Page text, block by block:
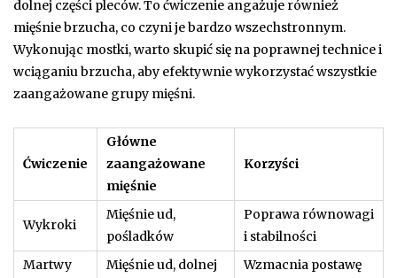
dolnej części pleców. To ćwiczenie angażuje również
mięśnie brzucha, co czyni je bardzo wszechstronnym.
Wykonując mostki, warto skupić się na poprawnej technice i
wciąganiu brzucha, aby efektywnie wykorzystać wszystkie
zaangażowane grupy mięśni.
Ćwiczenie
Główne
zaangażowane
mięśnie
Korzyści
Wykroki
Mięśnie ud,
pośladków
Poprawa równowagi
i stabilności
Martwy
Mięśnie ud, dolnej
Wzmacnia postawę